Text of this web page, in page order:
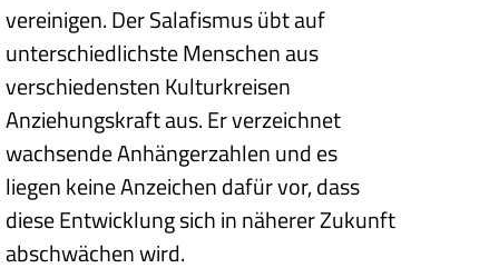
vereinigen. Der Salafismus übt auf
unterschiedlichste Menschen aus
verschiedensten Kulturkreisen
Anziehungskraft aus. Er verzeichnet
wachsende Anhängerzahlen und es
liegen keine Anzeichen dafür vor, dass
diese Entwicklung sich in näherer Zukunft
abschwächen wird.